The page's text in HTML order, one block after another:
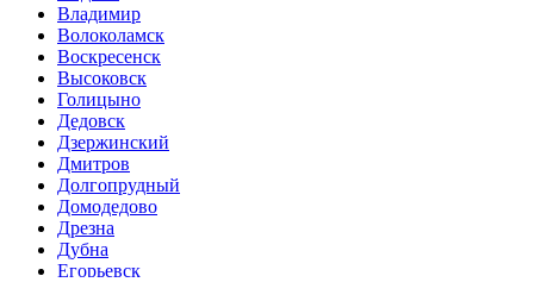
Владимир
Волоколамск
Воскресенск
Высоковск
Голицыно
Дедовск
Дзержинский
Дмитров
Долгопрудный
Домодедово
Дрезна
Дубна
Егорьевск